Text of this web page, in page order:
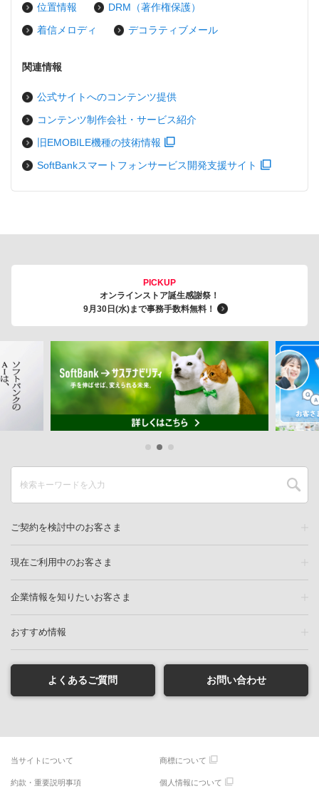
位置情報
DRM（著作権保護）
着信メロディ
デコラティブメール
関連情報
公式サイトへのコンテンツ提供
コンテンツ制作会社・サービス紹介
旧EMOBILE機種の技術情報
SoftBankスマートフォンサービス開発支援サイト
PICKUP
オンラインストア誕生感謝祭！
9月30日(水)まで事務手数料無料！
ご契約を検討中のお客さま
現在ご利用中のお客さま
企業情報を知りたいお客さま
おすすめ情報
よくあるご質問 お問い合わせ
当サイトについて 商標について
約款・重要説明事項 個人情報について